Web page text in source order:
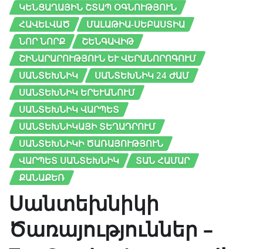
ԿԵՆՑԱՂԱՅԻՆ ՇՏԱՊ ՕԳՆՈՒԹՅՈՒՆ
ՀԱՎԵԼՎԱԾ
ՄԱԼԱԹԻԱ-ՍԵԲԱՍՏԻԱ
ՆՈՐ ՆՈՐՔ
ՇԵՆԳԱՎԻԹ
ՇԻՆԱՐԱՐՈՒԹՅՈՒՆ ԵՒ ՎԵՐԱՆՈՐՈԳՈՒՄ
ՍԱՆՏԵԽՆԻԿ
ՍԱՆՏԵԽՆԻԿ 24 ԺԱՄ
ՍԱՆՏԵԽՆԻԿ ԵՐԵՒԱՆՈՒՄ
ՍԱՆՏԵԽՆԻԿ ՎԱՐՊԵՏ
ՍԱՆՏԵԽՆԻԿԱՅԻ ՏԵՂԱԴՐՈՒՄ
ՍԱՆՏԵԽՆԻԿԻ ԾԱՌԱՅՈՒԹՅՈՒՆ
ՎԱՐՊԵՏ ՍԱՆՏԵԽՆԻԿ
ՏԱՆ ՀԱՄԱՐ
ՔԱՆԱՔԵՌ
Սանտեխնիկի
Ծառայություններ –